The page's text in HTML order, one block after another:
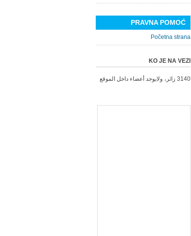
PRAVNA POMOĆ
Početna strana
KO JE NA VEZI
3140 زائر، ولايوجد أعضاء داخل الموقع